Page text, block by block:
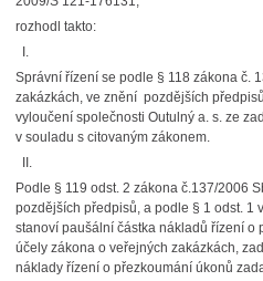
rozhodl takto:
I.
Správní řízení se podle § 118 zákona č.
zakázkách, ve znění pozdějších
vyloučení společnosti Outulný a. s. ze
v souladu s citovaným zákonem.
II.
Podle § 119 odst. 2 zákona č.137/2006
pozdějších předpisů, a podle § 1 odst. 1
stanoví paušální částka nákladů řízení o
účely zákona o veřejných zakázkách,
náklady řízení o přezkoumání úkonů